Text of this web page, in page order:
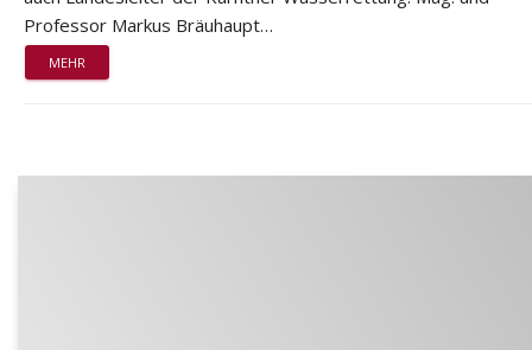
Professor Markus Bräuhaupt…
MEHR